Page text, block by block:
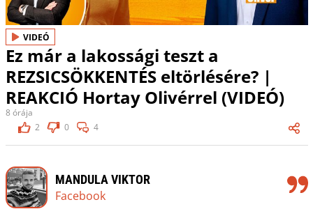
VIDEÓ
Ez már a lakossági teszt a
REZSICSÖKKENTÉS eltörlésére? |
REAKCIÓ Hortay Olivérrel (VIDEÓ)
8 órája
2
0 4
MANDULA VIKTOR
Facebook